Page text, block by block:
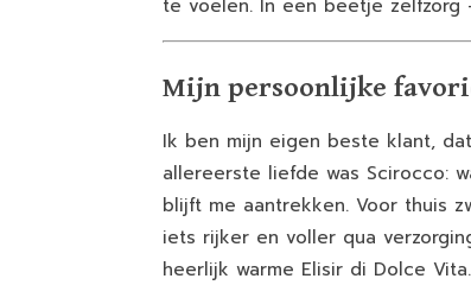
te voelen. In een beetje
Mijn persoonlijke
Ik ben mijn eigen beste klant,
allereerste liefde was Scirocco:
blijft me aantrekken. Voor thuis
iets rijker en voller qua
heerlijk warme Elisir di Dolce Vita.